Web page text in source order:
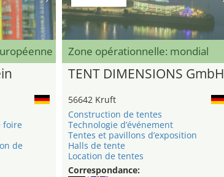
foire
de
Zone opérationnelle: mondial
TENT DIMENSIONS GmbH
56642 Kruft
Construction de tentes
Technologie d’événement
Tentes et pavillons d’exposition
Halls de tente
Location de tentes
Correspondance: